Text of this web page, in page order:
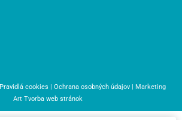
Pravidlá cookies Ochrana osobných údajov | Marketing
Art Tvorba web stránok